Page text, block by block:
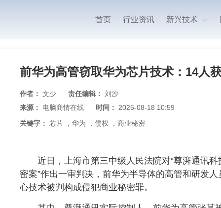
首页 行业资讯 新兴技术
前华为高管窃取华为芯片技术：14人
作者： 文少 责任编辑： 刘沙
来源： 电脑商情在线 时间： 2025-08-18 10:59
关键字： 芯片 ， 华为 ， 侵权 ， 商业秘密
近日，上海市第三中级人民法院对“尊湃通讯科
密案”作出一审判决，前华为半导体的高管和研发
心技术被判构成侵犯商业秘密罪。